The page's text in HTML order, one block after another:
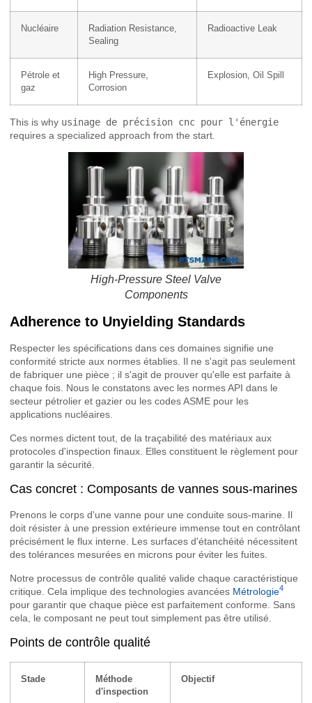
Nucléaire
Radiation Resistance,
Sealing
Radioactive Leak
Pétrole et
gaz
High Pressure,
Corrosion
Explosion, Oil Spill
This is why usinage de précision cnc pour l'énergie
requires a specialized approach from the start.
High-Pressure Steel Valve
Components
Adherence to Unyielding Standards
Respecter les spécifications dans ces domaines signifie une
conformité stricte aux normes établies. Il ne s'agit pas seulement
de fabriquer une pièce ; il s'agit de prouver qu'elle est parfaite à
chaque fois. Nous le constatons avec les normes API dans le
secteur pétrolier et gazier ou les codes ASME pour les
applications nucléaires.
Ces normes dictent tout, de la traçabilité des matériaux aux
protocoles d'inspection finaux. Elles constituent le règlement pour
garantir la sécurité.
Cas concret : Composants de vannes sous-marines
Prenons le corps d'une vanne pour une conduite sous-marine. Il
doit résister à une pression extérieure immense tout en contrôlant
précisément le flux interne. Les surfaces d'étanchéité nécessitent
des tolérances mesurées en microns pour éviter les fuites.
Notre processus de contrôle qualité valide chaque caractéristique
critique. Cela implique des technologies avancées Métrologie4
pour garantir que chaque pièce est parfaitement conforme. Sans
cela, le composant ne peut tout simplement pas être utilisé.
Points de contrôle qualité
Stade
Méthode
d'inspection
Objectif